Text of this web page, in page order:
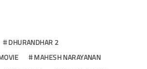
DHURANDHAR 2
MAHESH NARAYANAN